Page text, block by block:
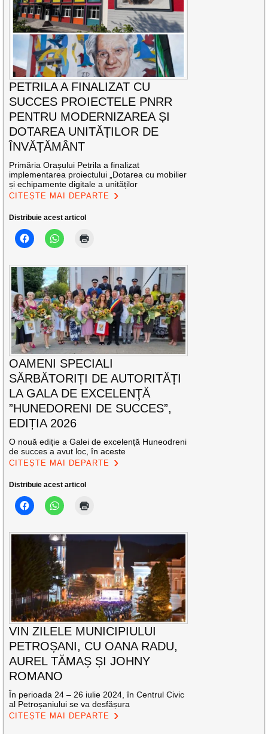
PETRILA A FINALIZAT CU
SUCCES PROIECTELE PNRR
PENTRU MODERNIZAREA ȘI
DOTAREA UNITĂȚILOR DE
ÎNVĂȚĂMÂNT
Primăria Orașului Petrila a finalizat
implementarea proiectului „Dotarea cu mobilier
și echipamente digitale a unităților
CITEȘTE MAI DEPARTE
Distribuie acest articol
OAMENI SPECIALI
SĂRBĂTORIȚI DE AUTORITĂȚI
LA GALA DE EXCELENŢĂ
”HUNEDORENI DE SUCCES”,
EDIȚIA 2026
O nouă ediție a Galei de excelență Huneodreni
de succes a avut loc, în aceste
CITEȘTE MAI DEPARTE
Distribuie acest articol
VIN ZILELE MUNICIPIULUI
PETROȘANI, CU OANA RADU,
AUREL TĂMAȘ ȘI JOHNY
ROMANO
În perioada 24 – 26 iulie 2024, în Centrul Civic
al Petroșaniului se va desfășura
CITEȘTE MAI DEPARTE